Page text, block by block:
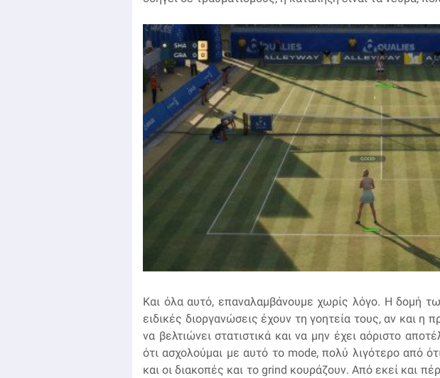
Και όλα αυτό, επαναλαμβάνουμε χωρίς λόγο. Η δομή
ειδικές διοργανώσεις έχουν τη γοητεία τους, αν και η
να βελτιώνει στατιστικά και να μην έχει αόριστο
ότι ασχολούμαι με αυτό το mode, πολύ λιγότερο από
και οι διακοπές και το grind κουράζουν. Από εκεί και